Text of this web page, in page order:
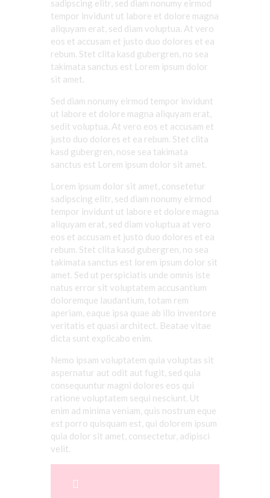
sadipscing elitr , sed diam nonumy eirmod
tempor invidunt ut labore et dolore magna
aliquyam erat , sed diam voluptua. At vero
eos et accusam et justo duo dolores et ea
rebum. Stet clita kasd gubergren , no sea
takimata sanctus est Lorem ipsum dolor
sit amet.
Sed diam nonumy eirmod tempor invidunt
ut labore et dolore magna aliquyam erat
sedit voluptua. At vero eos et accusam et
justo duo dolores et ea rebum. Stet clita
kasd gubergren , nose sea takimata
sanctus est Lorem ipsum dolor sit amet.
Lorem ipsum dolor sit amet consetetur
sadipscing elitr , sed diam nonumy eirmod
tempor invidunt ut labore et dolore magna
aliquyam erat , sed diam voluptua at vero
eos et accusam et justo duo dolores et ea
rebum. Stet clita kasd gubergren , no sea
takimata sanctus est lorem ipsum dolor sit
amet. Sed ut perspiciatis unde omnis iste
natus error sit voluptatem accusantium
doloremque laudantium totam rem
aperiam eaque ipsa quae ab illo inventore
veritatis et quasi architect. Beatae vitae
dicta sunt explicabo enim.
Nemo ipsam voluptatem quia voluptas sit
aspernatur aut odit aut fugit, sed quia
consequuntur magni dolores eos qui
ratione voluptatem sequi nesciunt. Ut
enim ad minima veniam, quis nostrum eque
est porro quisquam est, qui dolorem ipsum
quia dolor sit amet, consectetur, adipisci
velit.